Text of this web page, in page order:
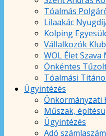
Tóalmás
Lilaakác
Kolping
Vállalkozók
WOL Élet
Önkéntes
Tóalmási
Ügyintézés
Önkormányzati
Műszak,
Ügyintézés
Adó